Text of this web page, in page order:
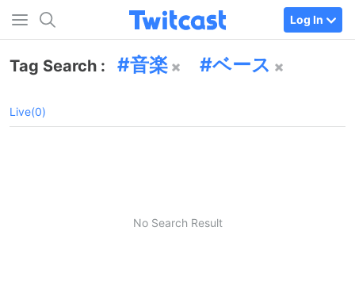
Log In
Tag Search : 音楽 ベース
Live(0)
No Search Result